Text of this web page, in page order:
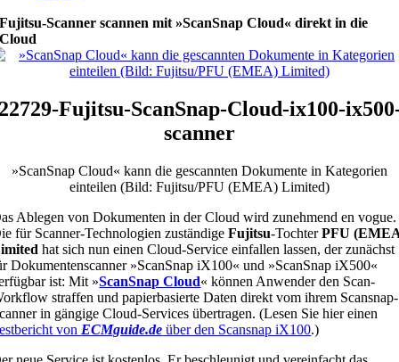
Fujitsu-Scanner scannen mit »ScanSnap Cloud« direkt in die
Cloud
Fujitsu-ScanSnap-Cloud-ix100-
scanner
»ScanSnap Cloud« kann die gescannten Dokumente in Kategorien
einteilen (Bild: Fujitsu/PFU (EMEA) Limited)
Ablegen von Dokumenten in der Cloud wird zunehmend en vogue.
für Scanner-Technologien zuständigeFujitsu-TochterPFU
hat sich nun einen Cloud-Service einfallen lassen, der zunächst
Dokumentenscanner »ScanSnap iX100« und »ScanSnap iX500«
ist: Mit »ScanSnap Cloud« können Anwender den Scan-
straffen und papierbasierte Daten direkt vom ihrem Scansnap-
in gängige Cloud-Services übertragen. (Lesen Sie hier einen
von ECMguide.de über den Scansnap iX100.)